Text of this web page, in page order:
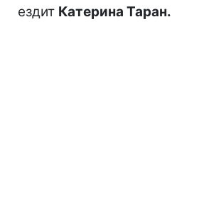
ездит Катерина Таран.